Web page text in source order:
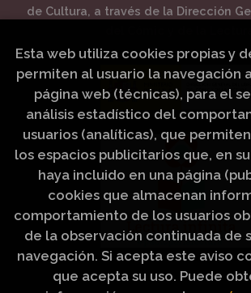
de Cultura, a través de la Dirección
Esta web utiliza cookies propias y
permiten al usuario la navegación
página web (técnicas), para el
análisis estadístico del
usuarios (analíticas), que
los espacios publicitarios que, en
haya incluido en una página
cookies que almacenan
comportamiento de los usuarios
de la observación continuada de
navegación. Si acepta este aviso
que acepta su uso. Puede